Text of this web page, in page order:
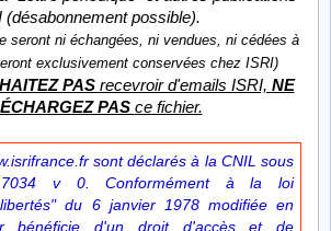
(désabonnement possible).
seront ni échangées, ni vendues, ni cédées à
exclusivement conservées chez ISRI)
PAS recevroir d'emails ISRI, NE
PAS ce fichier.
sont déclarés à la CNIL sous
v 0. Conformément à la loi
du 6 janvier 1978 modifiée en
bénéficie d'un droit d'accès et de